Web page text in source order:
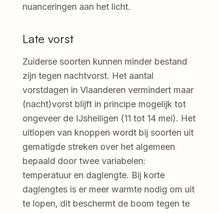
nuanceringen aan het licht.
Late vorst
Zuiderse soorten kunnen minder bestand
zijn tegen nachtvorst. Het aantal
vorstdagen in Vlaanderen vermindert maar
(nacht)vorst blijft in principe mogelijk tot
ongeveer de IJsheiligen (11 tot 14 mei). Het
uitlopen van knoppen wordt bij soorten uit
gematigde streken over het algemeen
bepaald door twee variabelen:
temperatuur en daglengte. Bij korte
daglengtes is er meer warmte nodig om uit
te lopen, dit beschermt de boom tegen te